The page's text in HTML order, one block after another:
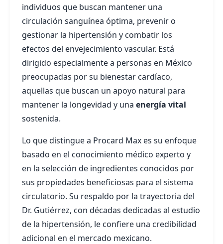
individuos que buscan mantener una
circulación sanguínea óptima, prevenir o
gestionar la hipertensión y combatir los
efectos del envejecimiento vascular. Está
dirigido especialmente a personas en México
preocupadas por su bienestar cardíaco,
aquellas que buscan un apoyo natural para
mantener la longevidad y una energía vital
sostenida.
Lo que distingue a Procard Max es su enfoque
basado en el conocimiento médico experto y
en la selección de ingredientes conocidos por
sus propiedades beneficiosas para el sistema
circulatorio. Su respaldo por la trayectoria del
Dr. Gutiérrez, con décadas dedicadas al estudio
de la hipertensión, le confiere una credibilidad
adicional en el mercado mexicano.